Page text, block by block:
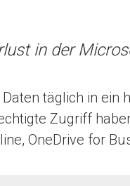
in der
täglich in ein
Zugriff
OneDrive for